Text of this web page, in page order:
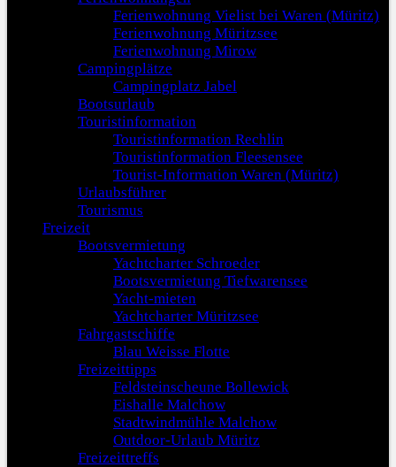
Ferienwohnung Vielist bei Waren (Müritz)
Ferienwohnung Müritzsee
Ferienwohnung Mirow
Campingplätze
Campingplatz Jabel
Bootsurlaub
Touristinformation
Touristinformation Rechlin
Touristinformation Fleesensee
Tourist-Information Waren (Müritz)
Urlaubsführer
Tourismus
Freizeit
Bootsvermietung
Yachtcharter Schroeder
Bootsvermietung Tiefwarensee
Yacht-mieten
Yachtcharter Müritzsee
Fahrgastschiffe
Blau Weisse Flotte
Freizeittipps
Feldsteinscheune Bollewick
Eishalle Malchow
Stadtwindmühle Malchow
Outdoor-Urlaub Müritz
Freizeittreffs